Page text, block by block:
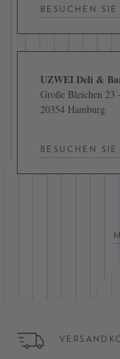
BESUCHEN SIE
UZWEI Deli &
Große Bleichen 23
20354 Hamburg
BESUCHEN SIE